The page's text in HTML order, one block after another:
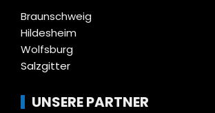
Braunschweig
Hildesheim
Wolfsburg
Salzgitter
UNSERE PARTNER